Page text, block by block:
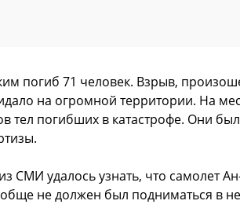
погиб 71 человек. Взрыв,
на огромной территории. На
тел погибших в катастрофе. Они
СМИ удалось узнать, что самолет
не должен был подниматься в